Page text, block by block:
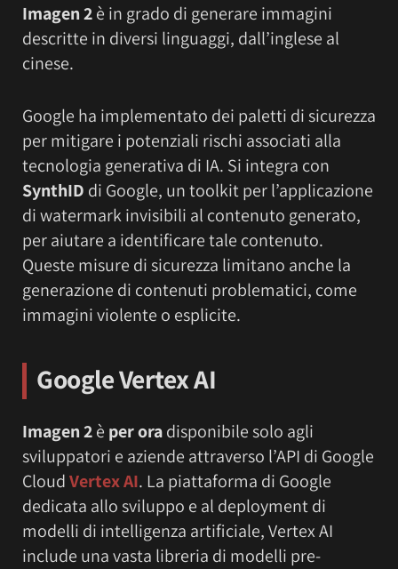
Imagen 2è in grado di generare immagini
descritte in diversi linguaggi, dall’inglese al
cinese.
Google ha implementato dei paletti di sicurezza
per mitigare i potenziali rischi associati alla
tecnologia generativa di IA. Si integra con
SynthID di Google, un toolkit per l’applicazione
di watermark invisibili al contenuto generato,
per aiutare a identificare tale contenuto.
Queste misure di sicurezza limitano anche la
generazione di contenuti problematici, come
immagini violente o esplicite.
Google Vertex AI
Imagen 2è per oradisponibile solo agli
sviluppatori e aziende attraverso l’API di Google
CloudVertex AI. La piattaforma di Google
dedicata allo sviluppo e al deployment di
modelli di intelligenza artificiale, Vertex AI
include una vasta libreria di modelli pre-